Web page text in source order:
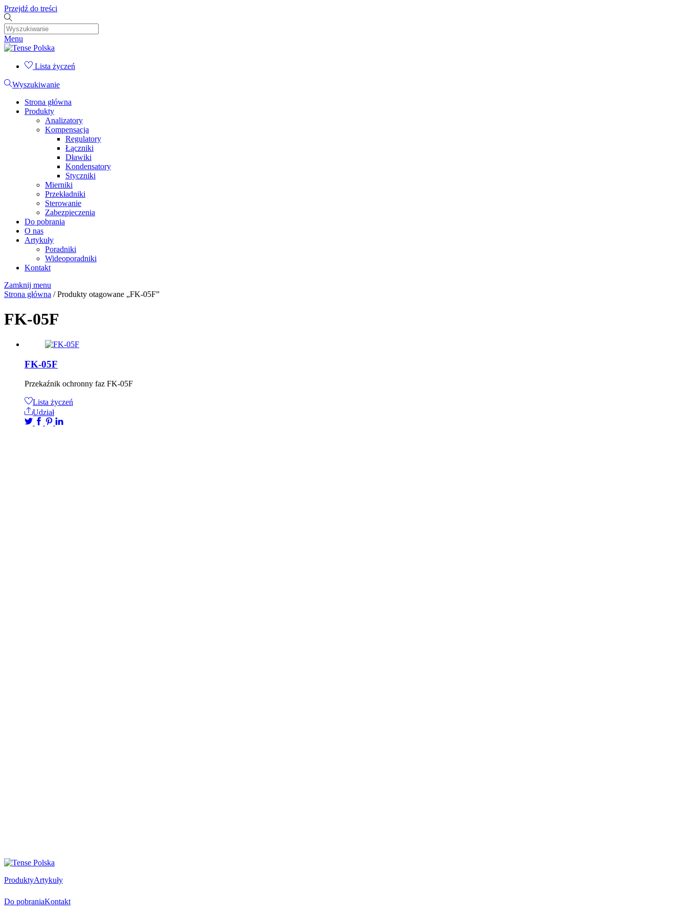
Przejdź do treści
Menu
Lista życzeń
Wyszukiwanie
Strona główna
Produkty
Analizatory
Kompensacja
Regulatory
Łączniki
Dławiki
Kondensatory
Styczniki
Mierniki
Przekładniki
Sterowanie
Zabezpieczenia
Do pobrania
O nas
Artykuły
Poradniki
Wideoporadniki
Kontakt
Zamknij menu
Strona główna / Produkty otagowane „FK-05F”
FK-05F
FK-05F
Przekaźnik ochronny faz FK-05F
Lista życzeń
Udział
ProduktyArtykuły
Do pobraniaKontakt